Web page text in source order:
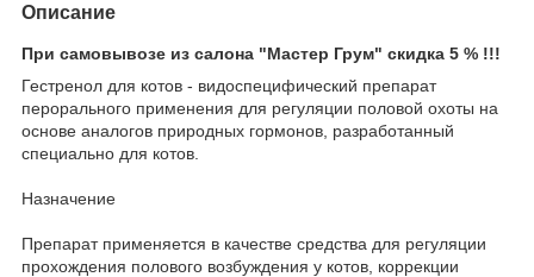
Описание
При самовывозе из салона "Мастер Грум" скидка 5 % !!!
Гестренол для котов - видоспецифический препарат
перорального применения для регуляции половой охоты на
основе аналогов природных гормонов, разработанный
специально для котов.
Назначение
Препарат применяется в качестве средства для регуляции
прохождения полового возбуждения у котов, коррекции